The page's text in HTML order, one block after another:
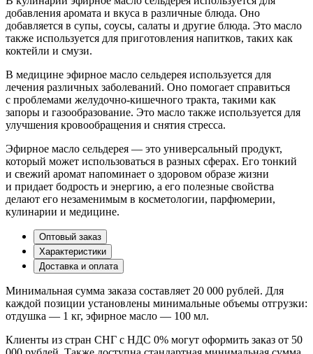
добавления аромата и вкуса в различные блюда. Оно
добавляется в супы, соусы, салаты и другие блюда. Это масло
также используется для приготовления напитков, таких как
коктейли и смузи.
В медицине эфирное масло сельдерея используется для
лечения различных заболеваний. Оно помогает справиться
с проблемами желудочно-кишечного тракта, такими как
запоры и газообразование. Это масло также используется для
улучшения кровообращения и снятия стресса.
Эфирное масло сельдерея — это универсальный продукт,
который может использоваться в разных сферах. Его тонкий
и свежий аромат напоминает о здоровом образе жизни
и придает бодрость и энергию, а его полезные свойства
делают его незаменимым в косметологии, парфюмерии,
кулинарии и медицине.
Оптовый заказ
Характеристики
Доставка и оплата
Минимальная сумма заказа составляет 20 000 рублей. Для
каждой позиции установлены минимальные объемы отгрузки:
отдушка — 1 кг, эфирное масло — 100 мл.
Клиенты из стран СНГ с НДС 0% могут оформить заказ от 50